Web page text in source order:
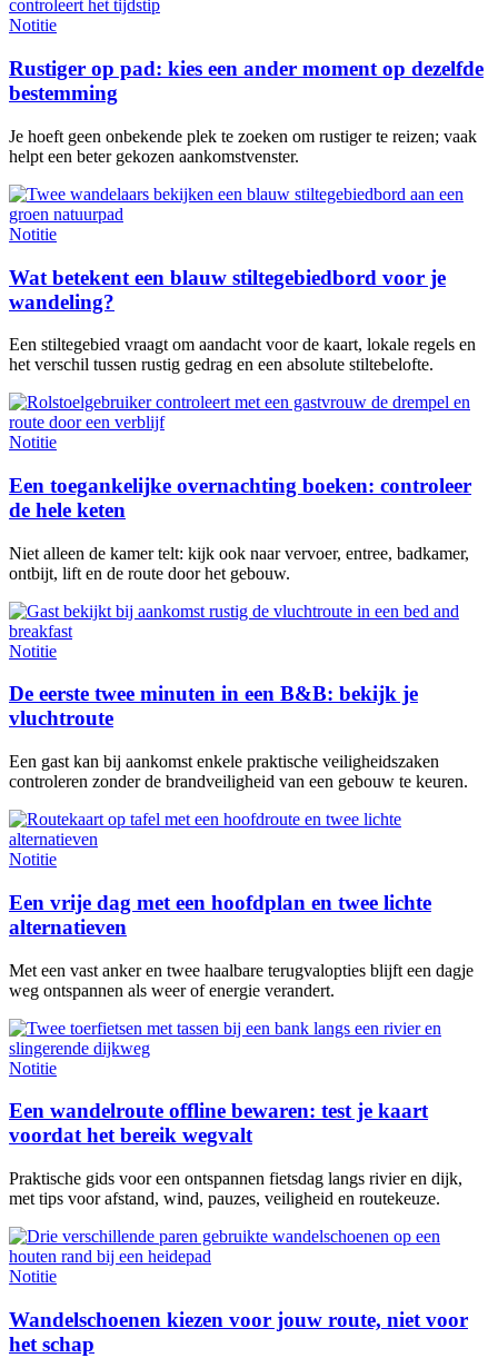
Notitie
Rustiger op pad: kies een ander moment op dezelfde
bestemming
Je hoeft geen onbekende plek te zoeken om rustiger te reizen; vaak
helpt een beter gekozen aankomstvenster.
Notitie
Wat betekent een blauw stiltegebiedbord voor je
wandeling?
Een stiltegebied vraagt om aandacht voor de kaart, lokale regels en
het verschil tussen rustig gedrag en een absolute stiltebelofte.
Notitie
Een toegankelijke overnachting boeken: controleer
de hele keten
Niet alleen de kamer telt: kijk ook naar vervoer, entree, badkamer,
ontbijt, lift en de route door het gebouw.
Notitie
De eerste twee minuten in een B&B: bekijk je
vluchtroute
Een gast kan bij aankomst enkele praktische veiligheidszaken
controleren zonder de brandveiligheid van een gebouw te keuren.
Notitie
Een vrije dag met een hoofdplan en twee lichte
alternatieven
Met een vast anker en twee haalbare terugvalopties blijft een dagje
weg ontspannen als weer of energie verandert.
Notitie
Een wandelroute offline bewaren: test je kaart
voordat het bereik wegvalt
Praktische gids voor een ontspannen fietsdag langs rivier en dijk,
met tips voor afstand, wind, pauzes, veiligheid en routekeuze.
Notitie
Wandelschoenen kiezen voor jouw route, niet voor
het schap